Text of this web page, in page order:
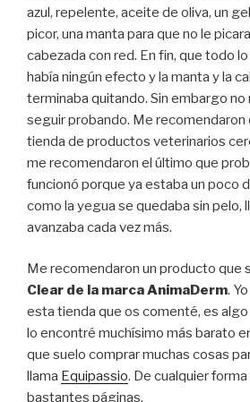
azul, repelente, aceite de oliva, un
picor, una manta para que no le
cabezada con red. En fin, que todo
había ningún efecto y la manta y la
terminaba quitando. Sin embargo no
seguir probando. Me recomendaron
tienda de productos veterinarios
me recomendaron el último que
funcionó porque ya estaba un poco
como la yegua se quedaba sin pelo,
avanzaba cada vez más.
Me recomendaron un producto que
Clear de la marca AnimaDerm.
esta tienda que os comenté, es
lo encontré muchísimo más barato
que suelo comprar muchas cosas
llama Equipassio. De cualquier
bastantes páginas.